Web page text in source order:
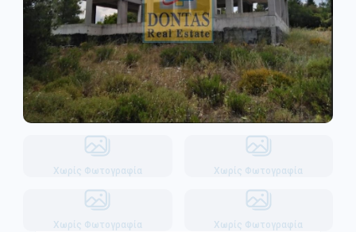
Χωρίς Φωτογραφία Χωρίς Φωτογραφία
Χωρίς Φωτογραφία Χωρίς Φωτογραφία